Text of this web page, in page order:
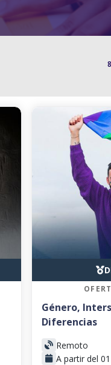
Género,
Diferencias
Remoto
A partir del